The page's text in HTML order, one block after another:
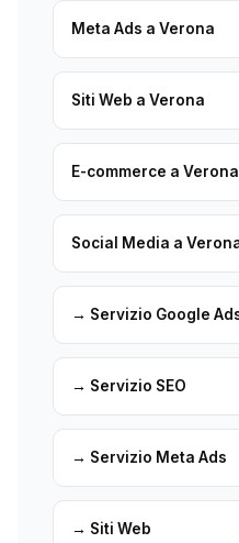
Meta Ads a Verona
Siti Web a Verona
E-commerce a Verona
Social Media a
→ Servizio Google
→ Servizio SEO
→ Servizio Meta Ads
→ Siti Web